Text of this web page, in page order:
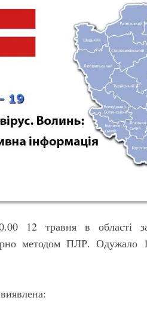
12 травня в області
методом ПЛР. Одужало